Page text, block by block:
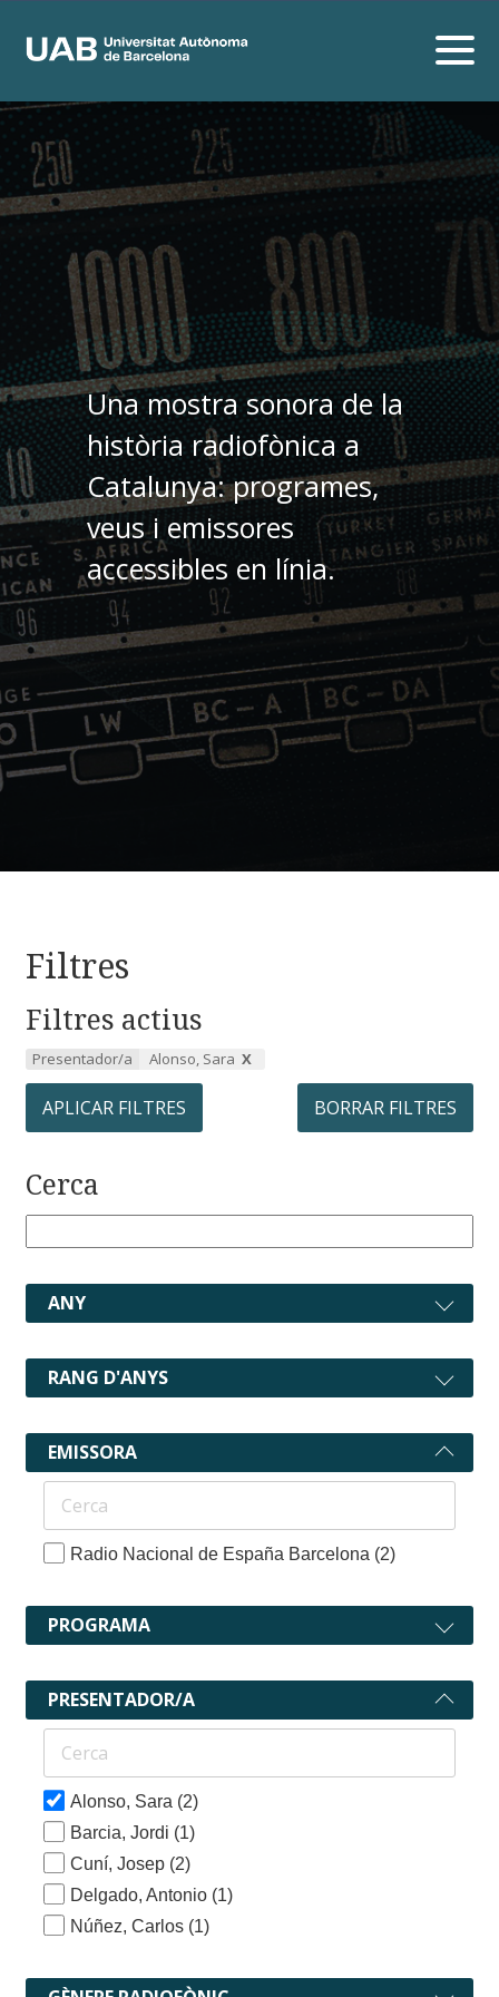
Una mostra sonora de la
història radiofònica a
Catalunya: programes,
veus i emissores
accessibles en línia.
Filtres
Filtres actius
Presentador/a Alonso, Sara
APLICAR FILTRES BORRAR FILTRES
Cerca
ANY
RANG D'ANYS
EMISSORA
Radio Nacional de España Barcelona (2)
PROGRAMA
PRESENTADOR/A
Alonso, Sara (2)
Barcia, Jordi (1)
Cuní, Josep (2)
Delgado, Antonio (1)
Núñez, Carlos (1)